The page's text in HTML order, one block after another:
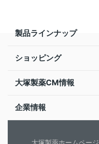
製品ラインナップ
ショッピング
大塚製薬CM情報
企業情報